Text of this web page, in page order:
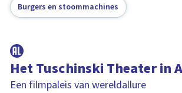
Burgers en stoommachines
Het Tuschinski Theater in
Een filmpaleis van wereldallure